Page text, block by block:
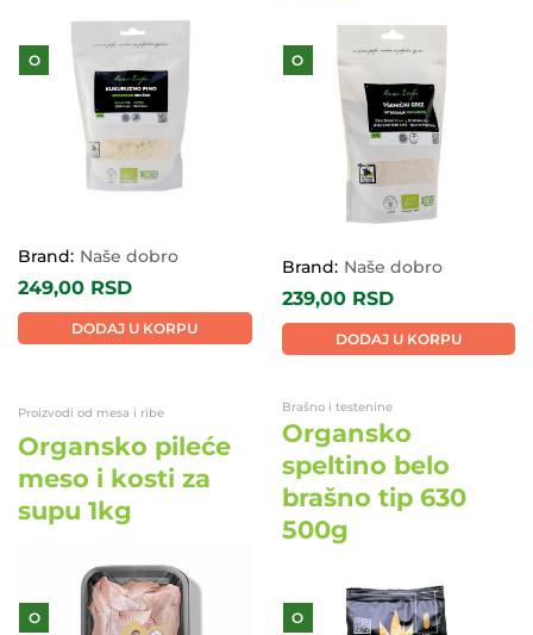
O
Brand: Naše dobro
249,00 RSD
DODAJ U KORPU
O
Brand: Naše dobro
239,00 RSD
DODAJ U KORPU
Proizvodi od mesa i ribe
Organsko pileće
meso i kosti za
supu 1kg
O
Brašno i testenine
Organsko
speltino belo
brašno tip 630
500g
O